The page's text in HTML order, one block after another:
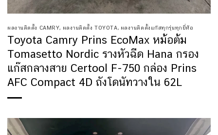
ผลงานติดตั้ง CAMRY, ผลงานติดตั้ง TOYOTA, ผลงานติดตั้งแก๊สทุกรุ่นทุกยี่ห้อ
Toyota Camry Prins EcoMax หม้อต้ม
Tomasetto Nordic รางหัวฉีด Hana กรอง
แก๊สกลางสาย Certool F-750 กล่อง Prins
AFC Compact 4D ถังโดนัทวางใน 62L